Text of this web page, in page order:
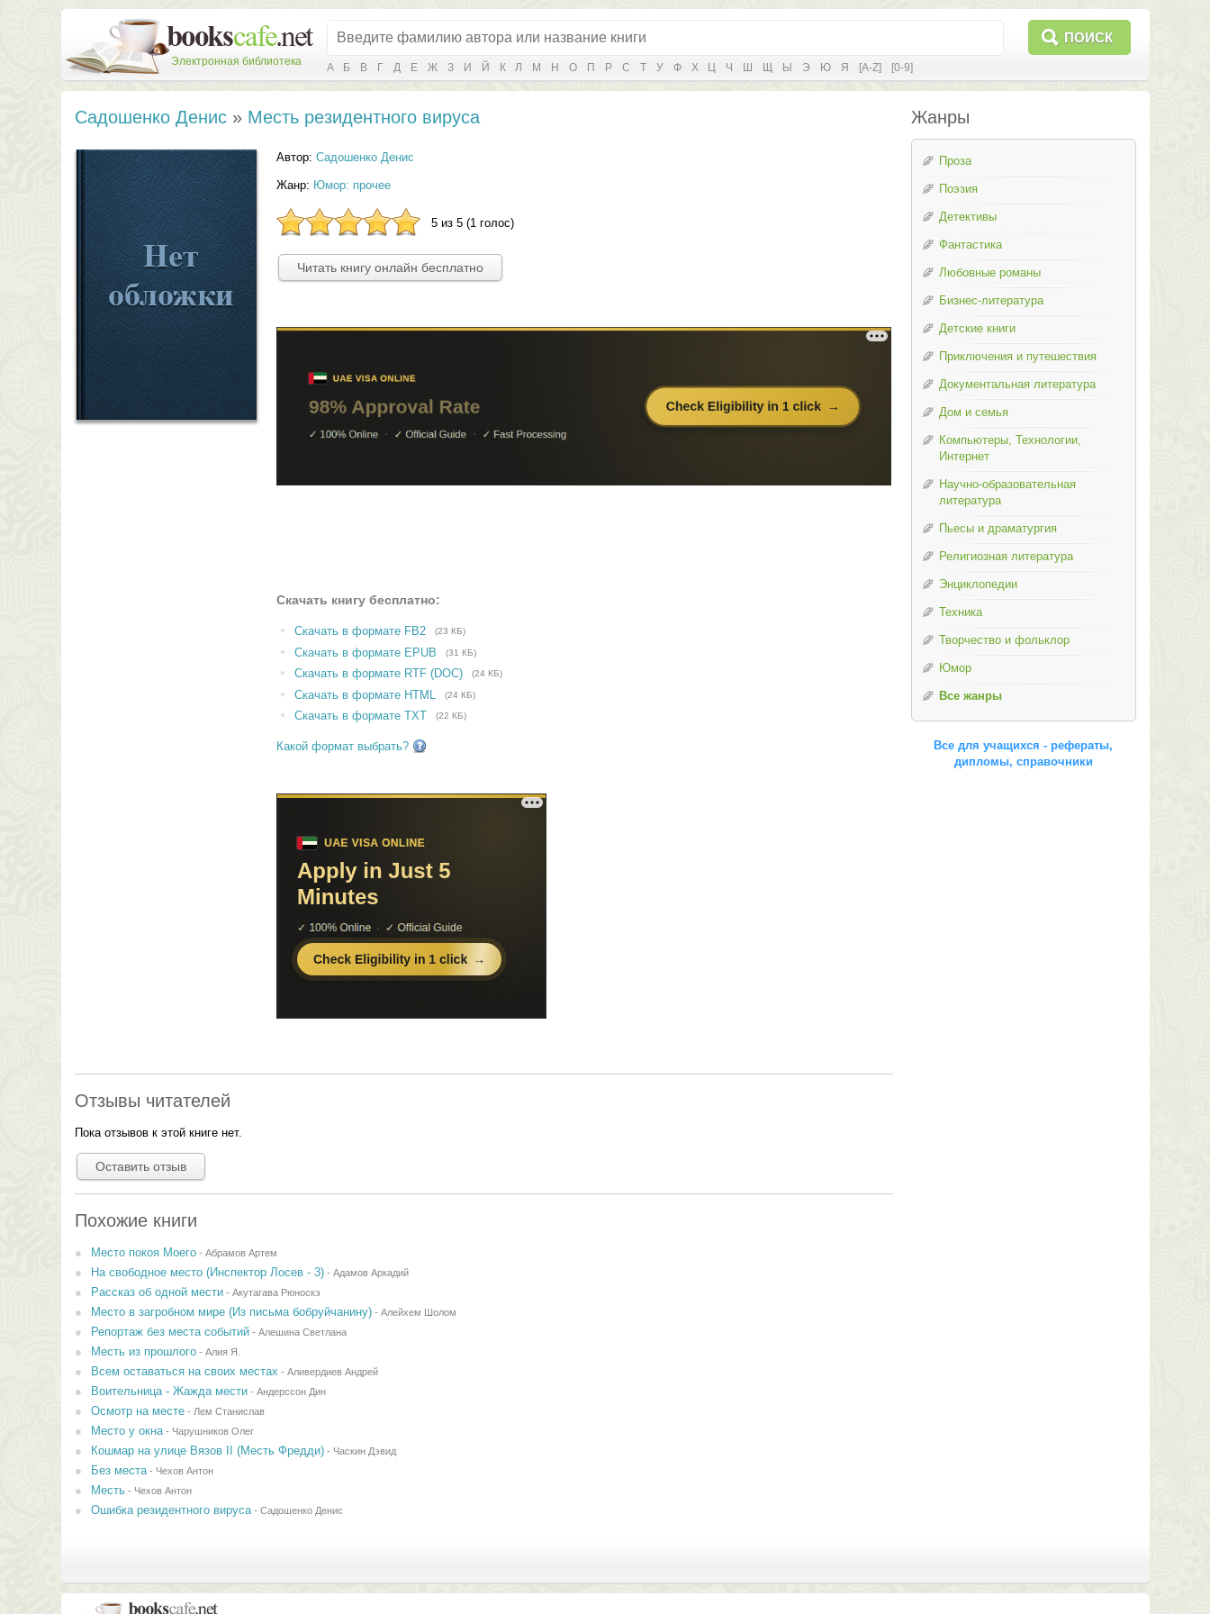
Электронная библиотека
ПОИСК
А Б В Г Д Е Ж З И Й К Л М Н О П Р С Т У Ф Х Ц Ч Ш Щ Ы Э Ю Я [A-Z] [0-9]
Садошенко Денис» Месть резидентного вируса
Автор: Садошенко Денис
Жанр: Юмор: прочее
5 из 5 (1 голос)
Читать книгу онлайн бесплатно
Скачать книгу бесплатно:
Скачать в формате FB2 (23 КБ)
Скачать в формате EPUB (31 КБ)
Скачать в формате RTF (DOC) (24 КБ)
Скачать в формате HTML (24 КБ)
Скачать в формате TXT (22 КБ)
Какой формат выбрать?
Отзывы читателей
Пока отзывов к этой книге нет.
Оставить отзыв
Похожие книги
Место покоя Моего- Абрамов Артем
На свободное место (Инспектор Лосев - 3)- Адамов Аркадий
Рассказ об одной мести- Акутагава Рюноскэ
Место в загробном мире (Из письма бобруйчанину)- Алейхем Шолом
Репортаж без места событий- Алешина Светлана
Месть из прошлого- Алия Я.
Всем оставаться на своих местах - Аливердиев Андрей
Воительница - Жажда мести- Андерссон Дин
Осмотр на месте- Лем Станислав
Место у окна- Чарушников Олег
Кошмар на улице Вязов II (Месть Фредди)- Часкин Дэвид
Без места- Чехов Антон
Месть- Чехов Антон
Ошибка резидентного вируса- Садошенко Денис
Жанры
Проза
Поэзия
Детективы
Фантастика
Любовные романы
Бизнес-литература
Детские книги
Приключения и путешествия
Документальная литература
Дом и семья
Компьютеры, Технологии,
Интернет
Научно-образовательная
литература
Пьесы и драматургия
Религиозная литература
Энциклопедии
Техника
Творчество и фольклор
Юмор
Все жанры
Все для учащихся - рефераты,
дипломы, справочники